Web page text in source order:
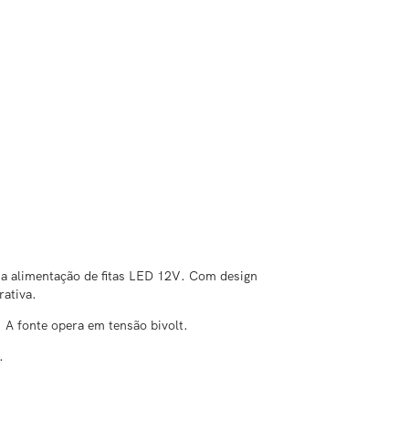
alimentação de fitas LED 12V. Com design
fonte opera em tensão bivolt.